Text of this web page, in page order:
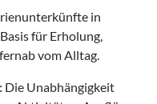
in
für Erholung,
vom Alltag.
Die Unabhängigkeit